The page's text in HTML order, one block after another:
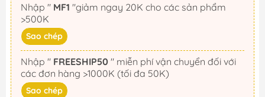
Nhập " MF1
>500K
Sao chép
Nhập " FREESHIP50
các đơn hàng >1000K (tối đa 50K)
Sao chép